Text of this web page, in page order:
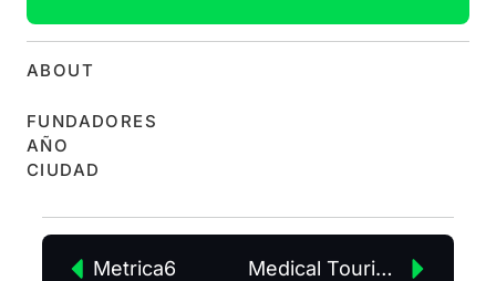
ABOUT
FUNDADORES
AÑO
CIUDAD
Metrica6 Medical Tourism Review